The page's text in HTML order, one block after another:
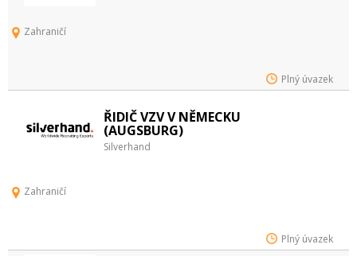
Zahraničí
Plný úvazek
ŘIDIČ VZV V NĚMECKU
(AUGSBURG)
Silverhand
Zahraničí
Plný úvazek